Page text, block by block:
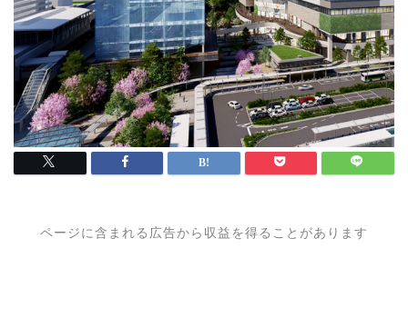
ページに含まれる広告から収益を得ることがあります